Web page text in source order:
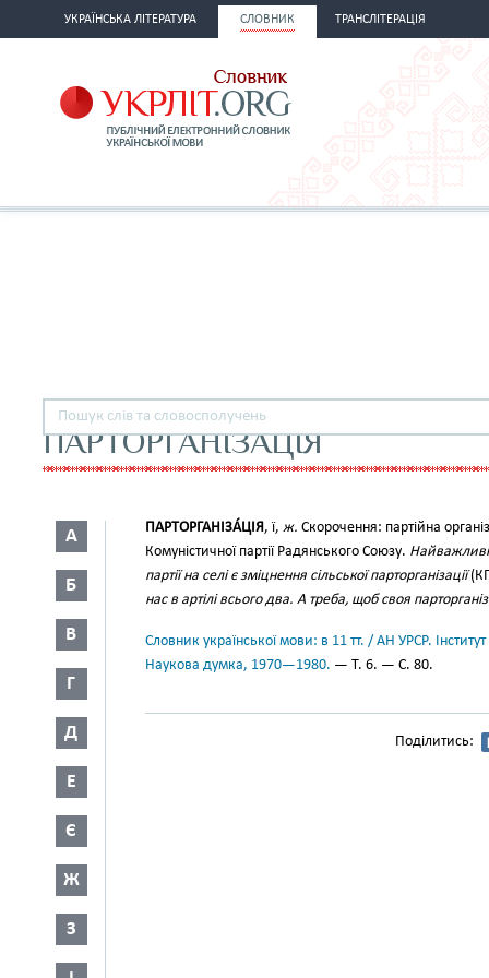
УКРАЇНСЬКА ЛІТЕРАТУРА СЛОВНИК ТРАНСЛІТЕРАЦІЯ
ПАРТОРГАНІЗАЦІЯ
А
Б
В
Г
Д
Е
Є
Ж
З
ПАРТОРГАНІЗА́ЦІЯ, ї, ж. Скорочення: партійна
Комуністичної партії Радянського Союзу.
партії на селі є зміцнення сільської парторганізації
нас в артілі всього два. А треба, щоб своя
Словник української мови: в 11 тт. / АН УРСР.
Наукова думка, 1970—1980. — Т. 6. — С. 80.
Поділитись: